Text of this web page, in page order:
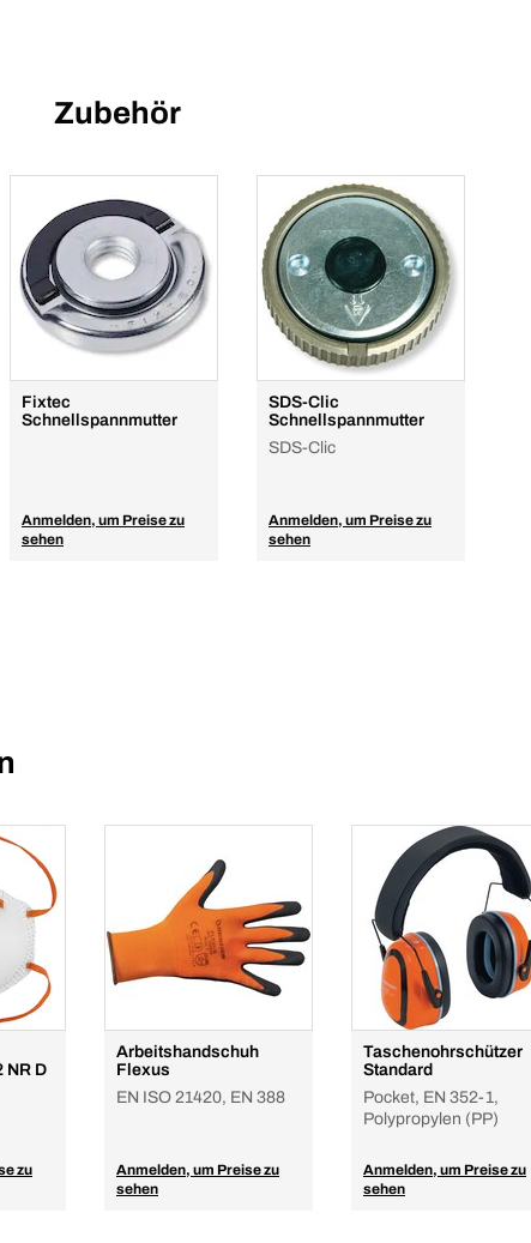
Zubehör
Fixtec
Schnellspannmutter
Anmelden, um Preise zu
sehen
SDS-Clic
Schnellspannmutter
SDS-Clic
Anmelden, um Preise zu
sehen
NR D
zu
Arbeitshandschuh
Flexus
EN ISO 21420, EN 388
Anmelden, um Preise zu
sehen
Taschenohrschützer
Standard
Pocket, EN 352-1,
Polypropylen (PP)
Anmelden, um Preise zu
sehen